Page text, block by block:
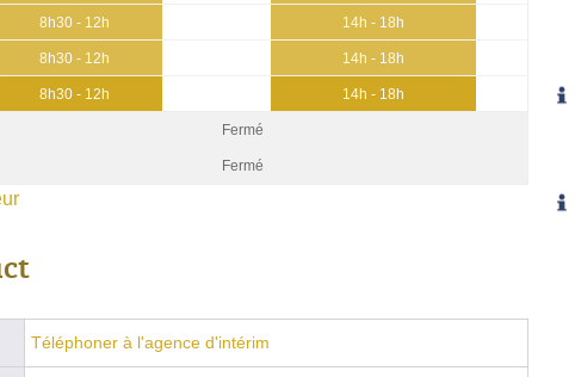
8h30 - 12h 14h - 18h
8h30 - 12h 14h - 18h
8h30 - 12h 14h - 18h
Fermé
Fermé
Téléphoner à l'agence d'intérim